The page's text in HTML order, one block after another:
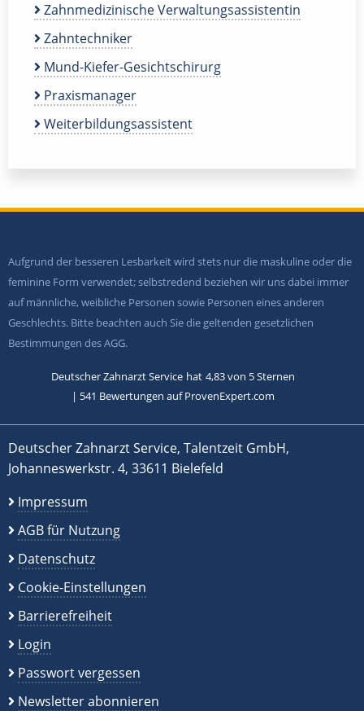
Zahnmedizinische Verwaltungsassistentin
Zahntechniker
Mund-Kiefer-Gesichtschirurg
Praxismanager
Weiterbildungsassistent
Aufgrund der besseren Lesbarkeit wird stets nur die maskuline oder die
feminine Form verwendet; selbstredend beziehen wir uns dabei immer
auf männliche, weibliche Personen sowie Personen eines anderen
Geschlechts. Bitte beachten auch Sie die geltenden gesetzlichen
Bestimmungen des AGG.
Deutscher Zahnarzt Service hat 4,83von 5Sternen
| 541 Bewertungen auf ProvenExpert.com
Deutscher Zahnarzt Service, Talentzeit GmbH,
Johanneswerkstr. 4, 33611 Bielefeld
Impressum
AGB für Nutzung
Datenschutz
Cookie-Einstellungen
Barrierefreiheit
Login
Passwort vergessen
Newsletter abonnieren